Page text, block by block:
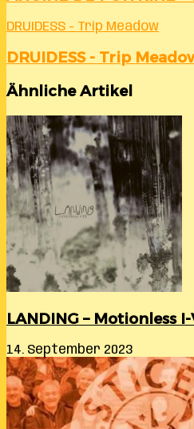
DRUIDESS - Trip Meadow
DRUIDESS - Trip
Ähnliche Artikel
LANDING – Motionless I-
14. September 2023